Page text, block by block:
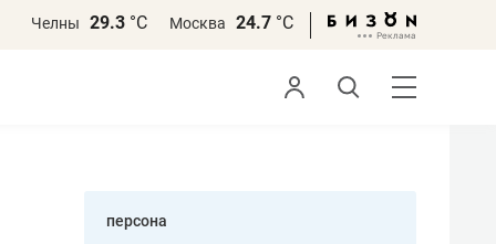
Челны 29.3 °С Москва 24.7 °С
персона